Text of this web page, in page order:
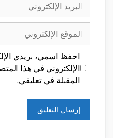
الإلكتروني
الموقع
الإلكتروني
احفظ اسمي، بريدي
الإلكتروني في هذا
المقبلة في تعليقي.